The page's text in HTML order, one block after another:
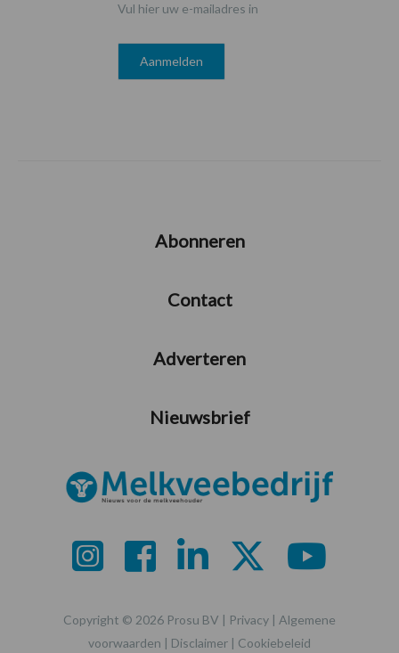
Vul hier uw e-mailadres in
Abonneren
Contact
Adverteren
Nieuwsbrief
Copyright © 2026 Prosu BV | Privacy | Algemene
voorwaarden | Disclaimer | Cookiebeleid